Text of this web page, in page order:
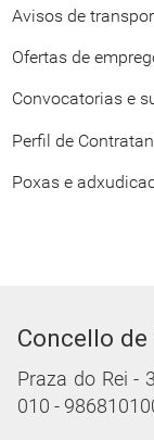
Avisos de
Ofertas de
Convocatorias e
Perfil de
Poxas e
Concello de
Praza do Rei -
010 -